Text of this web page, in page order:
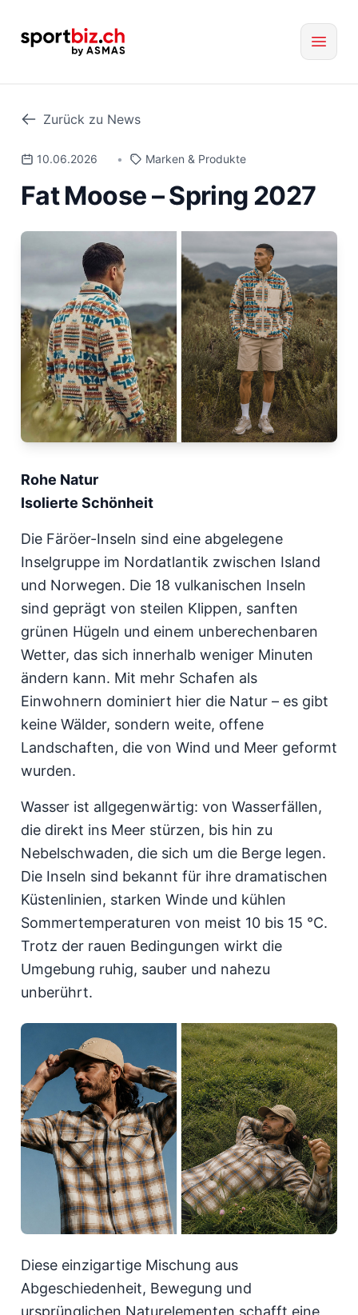
Zurück zu News
10.06.2026 • Marken & Produkte
Fat Moose – Spring 2027
Rohe Natur
Isolierte Schönheit
Die Färöer-Inseln sind eine abgelegene
Inselgruppe im Nordatlantik zwischen Island
und Norwegen. Die 18 vulkanischen Inseln
sind geprägt von steilen Klippen, sanften
grünen Hügeln und einem unberechenbaren
Wetter, das sich innerhalb weniger Minuten
ändern kann. Mit mehr Schafen als
Einwohnern dominiert hier die Natur – es gibt
keine Wälder, sondern weite, offene
Landschaften, die von Wind und Meer geformt
wurden.
Wasser ist allgegenwärtig: von Wasserfällen,
die direkt ins Meer stürzen, bis hin zu
Nebelschwaden, die sich um die Berge legen.
Die Inseln sind bekannt für ihre dramatischen
Küstenlinien, starken Winde und kühlen
Sommertemperaturen von meist 10 bis 15 °C.
Trotz der rauen Bedingungen wirkt die
Umgebung ruhig, sauber und nahezu
unberührt.
Diese einzigartige Mischung aus
Abgeschiedenheit, Bewegung und
ursprünglichen Naturelementen schafft eine